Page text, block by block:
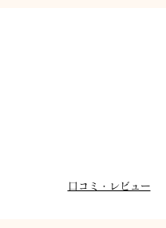
​口コミ・レビュー